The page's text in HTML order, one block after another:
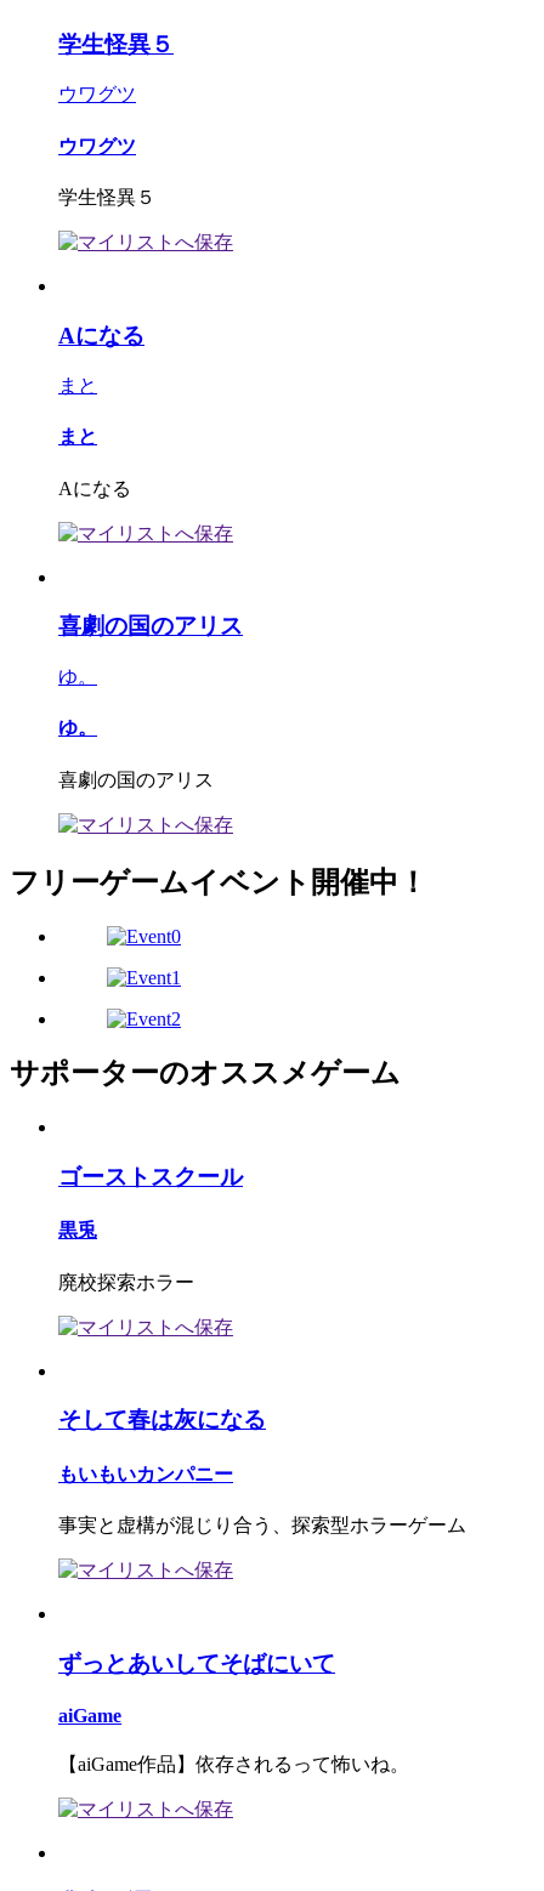
学生怪異５
ウワグツ
ウワグツ
学生怪異５
Aになる
まと
まと
Aになる
喜劇の国のアリス
ゆ。
ゆ。
喜劇の国のアリス
フリーゲームイベント開催中！
サポーターのオススメゲーム
ゴーストスクール
黒兎
廃校探索ホラー
そして春は灰になる
もいもいカンパニー
事実と虚構が混じり合う、探索型ホラーゲーム
ずっとあいしてそばにいて
aiGame
【aiGame作品】依存されるって怖いね。